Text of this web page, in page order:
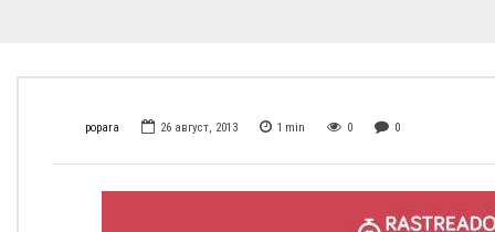
popara 26 август, 2013 1 min 0 0